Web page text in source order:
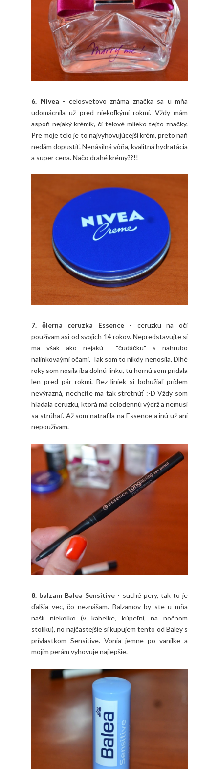
6. Nivea - celosvetovo známa značka sa u mňa
udomácnila už pred niekoľkými rokmi. Vždy mám
aspoň nejaký krémik, či telové mlieko tejto značky.
Pre moje telo je to najvyhovujúcejší krém, preto naň
nedám dopustiť. Nenásilná vôňa, kvalitná hydratácia
a super cena. Načo drahé krémy??!!
7. čierna ceruzka Essence - ceruzku na oči
používam asi od svojich 14 rokov. Nepredstavujte si
ma však ako nejakú "čudáčku" s nahrubo
nalinkovaými očami. Tak som to nikdy nenosila. Dlhé
roky som nosila iba dolnú linku, tú hornú som pridala
len pred pár rokmi. Bez liniek si bohužiaľ prídem
nevýrazná, nechcite ma tak stretnúť :-D Vždy som
hľadala ceruzku, ktorá má celodennú výdrž a nemusí
sa strúhať. Až som natrafila na Essence a inú už ani
nepoužívam.
8. balzam Balea Sensitive - suché pery, tak to je
ďalšia vec, čo neznášam. Balzamov by ste u mňa
našli niekoľko (v kabelke, kúpeľni, na nočnom
stolíku), no najčastejšie si kupujem tento od Baley s
prívlastkom Sensitive. Vonia jemne po vanilke a
mojim perám vyhovuje najlepšie.